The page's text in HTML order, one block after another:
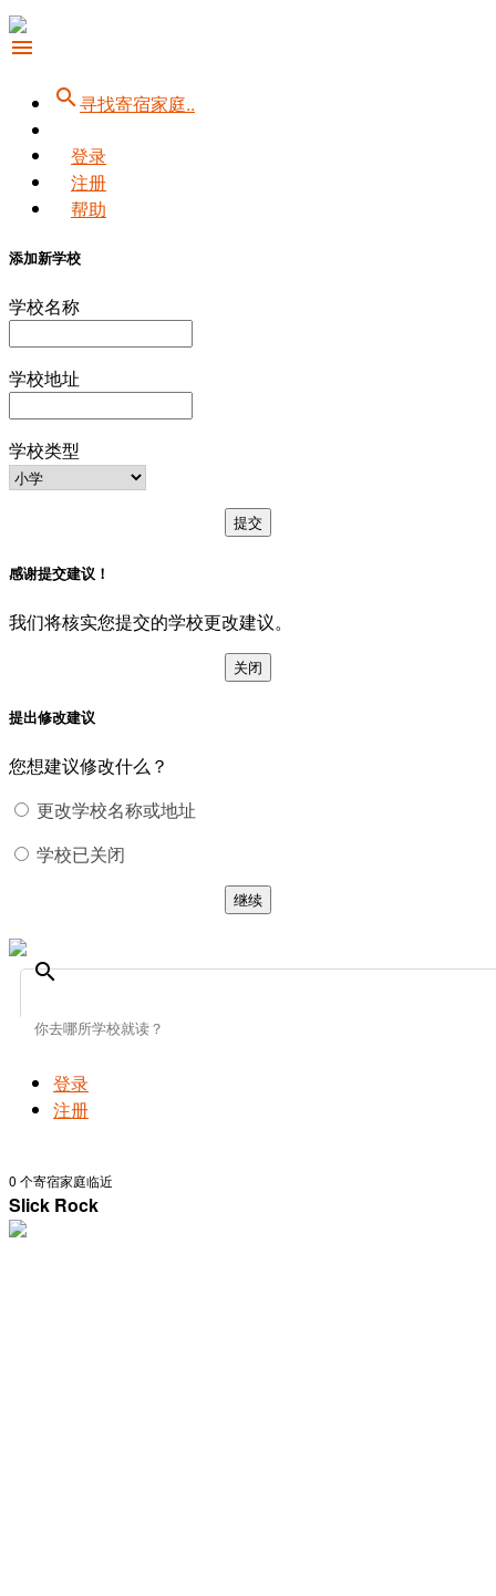
menu
search寻找寄宿家庭..
登录
注册
帮助
添加新学校
学校名称
学校地址
学校类型
提交
感谢提交建议！
我们将核实您提交的学校更改建议。
关闭
提出修改建议
您想建议修改什么？
更改学校名称或地址
学校已关闭
继续
search
登录
注册
0 个寄宿家庭临近
Slick Rock